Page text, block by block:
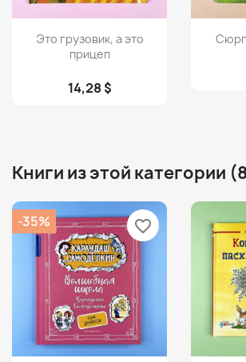
Просмотр
Это грузовик, а это
прицеп
14,28 $

Книги из этой категории
-35% favorite_border